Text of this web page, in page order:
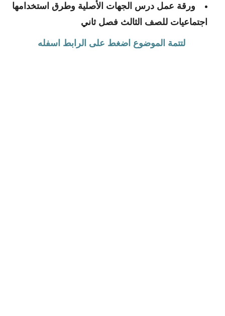
ورقة عمل درس الجهات الأصلية وطرق استخدامها
اجتماعيات للصف الثالث فصل ثاني
لتتمة الموضوع اضغط على الرابط اسفله